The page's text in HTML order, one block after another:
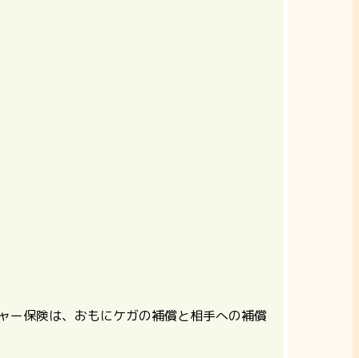
ー保険は、おもにケガの補償と相手への補償